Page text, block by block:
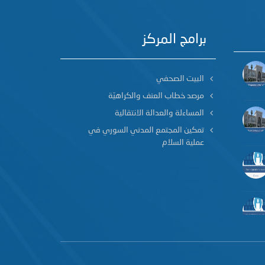
برامج المركز
البيت الصحفي
مرصد خطاب العنف والكراهيّة
المساءلة والعدالة الانتقالية
تمكين المجتمع المدني السوري في
عملية السلام